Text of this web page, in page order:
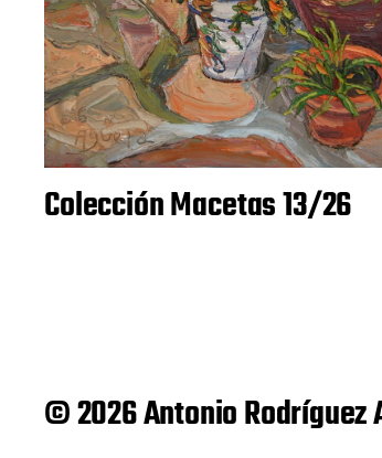
Colección Macetas 13/26
© 2026 Antonio Rodríguez